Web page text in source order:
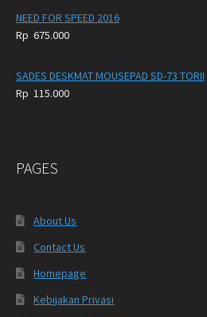
NEED FOR SPEED 2016
Rp 675.000
SADES DESKMAT MOUSEPAD SD-73 TORII
Rp 115.000
PAGES
About Us
Contact Us
Homepage
Kebijakan Privasi